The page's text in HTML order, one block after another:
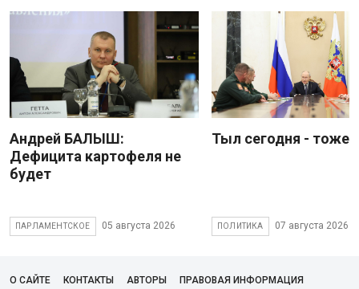
Андрей БАЛЫШ:
Дефицита картофеля не
будет
ПАРЛАМЕНТСКОЕ 05 августа 2026
Тыл сегодня - тоже
ПОЛИТИКА 07 августа 2026
О САЙТЕ КОНТАКТЫ АВТОРЫ ПРАВОВАЯ ИНФОРМАЦИЯ